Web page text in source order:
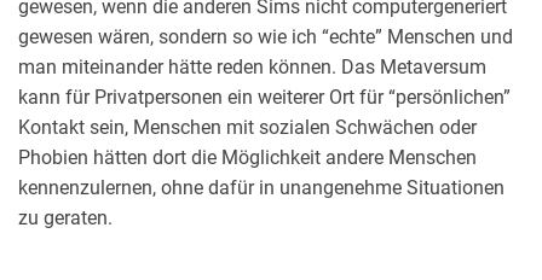
gewesen, wenn die anderen Sims nicht computergeneriert
gewesen wären, sondern so wie ich “echte” Menschen und
man miteinander hätte reden können. Das Metaversum
kann für Privatpersonen ein weiterer Ort für “persönlichen”
Kontakt sein, Menschen mit sozialen Schwächen oder
Phobien hätten dort die Möglichkeit andere Menschen
kennenzulernen, ohne dafür in unangenehme Situationen
zu geraten.